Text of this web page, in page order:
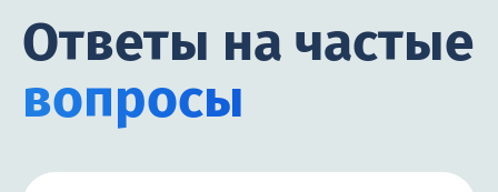
Ответы на частые
вопросы